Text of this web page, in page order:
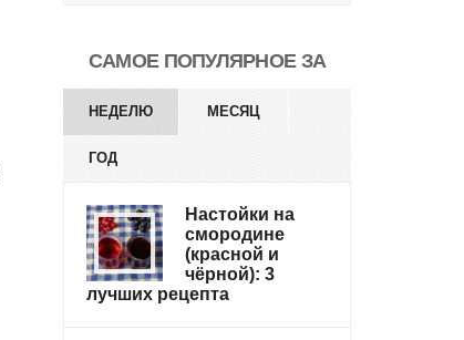
САМОЕ ПОПУЛЯРНОЕ ЗА
НЕДЕЛЮ МЕСЯЦ
ГОД
Настойки на
смородине
(красной и
чёрной): 3
лучших рецепта